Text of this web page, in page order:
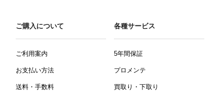
ご購入について
ご利用案内
お支払い方法
送料・手数料
各種サービス
5年間保証
プロメンテ
買取り・下取り